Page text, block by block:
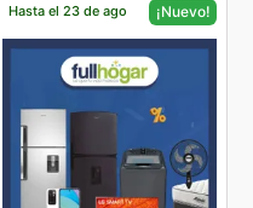
Hasta el 23 de ago ¡Nuevo!